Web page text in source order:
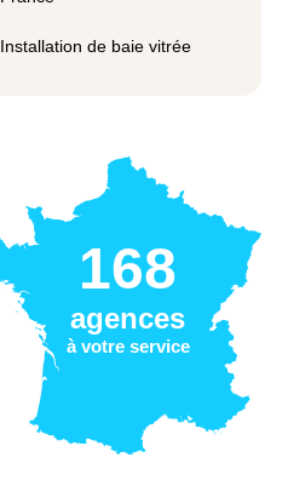
Installation de baie vitrée
168
agences
à votre service